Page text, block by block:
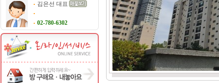
김은선 대표
02-780-6302